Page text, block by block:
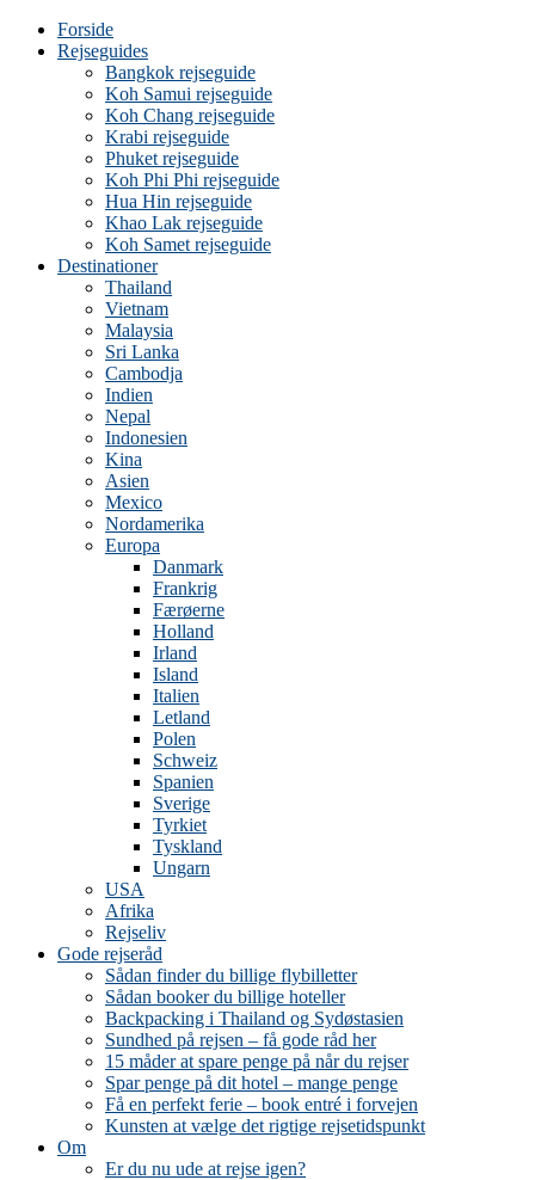
Forside
Rejseguides
Bangkok rejseguide
Koh Samui rejseguide
Koh Chang rejseguide
Krabi rejseguide
Phuket rejseguide
Koh Phi Phi rejseguide
Hua Hin rejseguide
Khao Lak rejseguide
Koh Samet rejseguide
Destinationer
Thailand
Vietnam
Malaysia
Sri Lanka
Cambodja
Indien
Nepal
Indonesien
Kina
Asien
Mexico
Nordamerika
Europa
Danmark
Frankrig
Færøerne
Holland
Irland
Island
Italien
Letland
Polen
Schweiz
Spanien
Sverige
Tyrkiet
Tyskland
Ungarn
USA
Afrika
Rejseliv
Gode rejseråd
Sådan finder du billige flybilletter
Sådan booker du billige hoteller
Backpacking i Thailand og Sydøstasien
Sundhed på rejsen – få gode råd her
15 måder at spare penge på når du rejser
Spar penge på dit hotel – mange penge
Få en perfekt ferie – book entré i forvejen
Kunsten at vælge det rigtige rejsetidspunkt
Om
Er du nu ude at rejse igen?